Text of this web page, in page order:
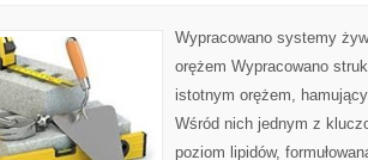
Wypracowano systemy
orężem Wypracowano
istotnym orężem,
Wśród nich jednym z
poziom lipidów,